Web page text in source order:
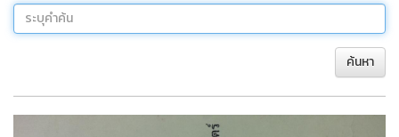
ค้นหา